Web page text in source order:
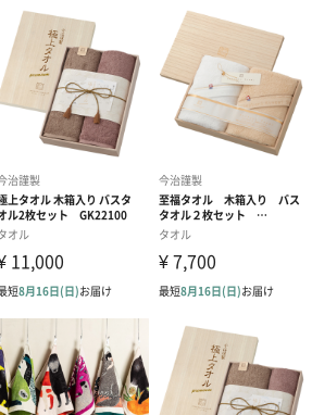
常・写真・グリーティング）
祝いなど、様々なシーンのメッセージカ
のデザインは一部変更する場合がありま